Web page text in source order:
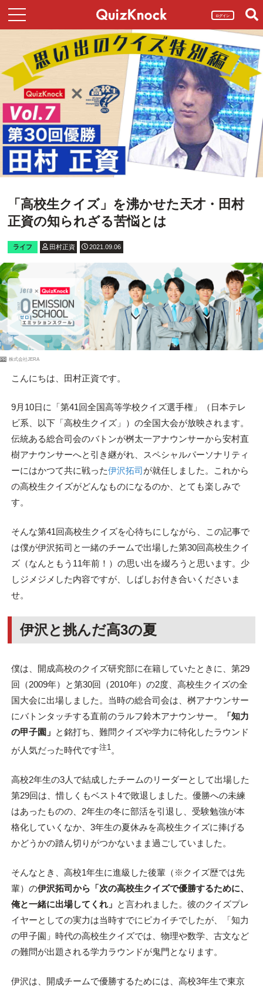
ログイン
「高校生クイズ」を沸かせた天才・田村
正資の知られざる苦悩とは
ライフ 田村正資 2021.09.06
PR 株式会社JERA
こんにちは、田村正資です。
9月10日に「第41回全国高等学校クイズ選手権」（日本テレ
ビ系、以下「高校生クイズ」）の全国大会が放映されます。
伝統ある総合司会のバトンが桝太一アナウンサーから安村直
樹アナウンサーへと引き継がれ、スペシャルパーソナリティ
ーにはかつて共に戦った伊沢拓司 が就任しました。これから
の高校生クイズがどんなものになるのか、とても楽しみで
す。
そんな第41回高校生クイズを心待ちにしながら、この記事で
は僕が伊沢拓司と一緒のチームで出場した第30回高校生クイ
ズ（なんともう11年前！）の思い出を綴ろうと思います。少
しジメジメした内容ですが、しばしお付き合いくださいま
せ。
伊沢と挑んだ高3の夏
僕は、開成高校のクイズ研究部に在籍していたときに、第29
回（2009年）と第30回（2010年）の2度、高校生クイズの全
国大会に出場しました。当時の総合司会は、桝アナウンサー
にバトンタッチする直前のラルフ鈴木アナウンサー。
「知力
の甲子園」 と銘打ち、難問クイズや学力に特化したラウンド
が人気だった時代です注1。
高校2年生の3人で結成したチームのリーダーとして出場した
第29回は、惜しくもベスト4で敗退しました。優勝への未練
はあったものの、2年生の冬に部活を引退し、受験勉強が本
格化していくなか、3年生の夏休みを高校生クイズに捧げる
かどうかの踏ん切りがつかないまま過ごしていました。
そんなとき、高校1年生に進級した後輩（※クイズ歴では先
輩）の伊沢拓司から「次の高校生クイズで優勝するために、
俺と一緒に出場してくれ」 と言われました。彼のクイズプレ
イヤーとしての実力は当時すでにピカイチでしたが、「知力
の甲子園」時代の高校生クイズでは、物理や数学、古文など
の難問が出題される学力ラウンドが鬼門となります。
伊沢は、開成チームで優勝するためには、高校3年生で東京